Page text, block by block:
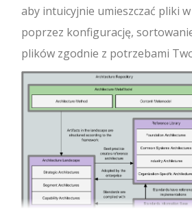
aby intuicyjnie umieszczać pliki
poprzez konfigurację,
plików zgodnie z potrzebami